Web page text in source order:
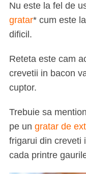
Nu este la fel de
gratar* cum este
dificil.
Reteta este cam
crevetii in bacon
cuptor.
Trebuie sa
pe un gratar de
frigarui din creveti
cada printre